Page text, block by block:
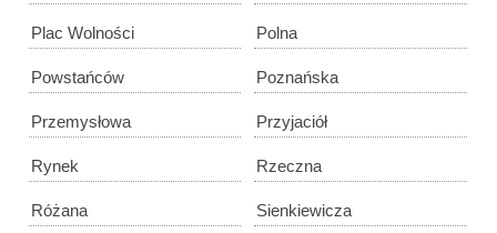
Plac Wolności Polna
Powstańców Poznańska
Przemysłowa Przyjaciół
Rynek Rzeczna
Różana Sienkiewicza